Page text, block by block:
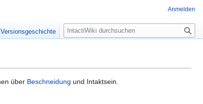
über Beschneidung und Intaktsein.
Anmelden
Versionsgeschichte
S
u
e